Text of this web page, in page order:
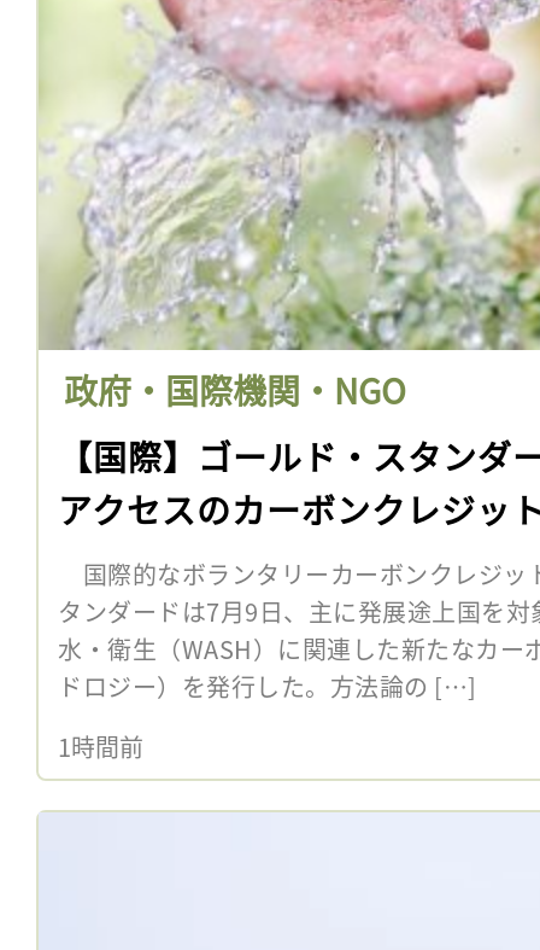
政府・国際機関・NGO
【国際】ゴールド・スタンダ
アクセスのカーボンクレジッ
国際的なボランタリーカーボンクレジッ
タンダードは7月9日、主に発展途上国を
水・衛生（WASH）に関連した新たなカー
ドロジー）を発行した。方法論の […]
1時間前